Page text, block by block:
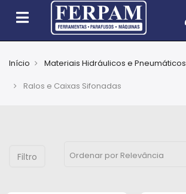
EPIs
Início Materiais Hidráulicos e Pneumáticos
Ralos e Caixas Sifonadas